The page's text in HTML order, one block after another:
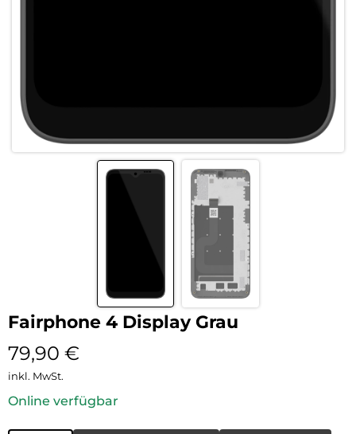
Fairphone 4 Display Grau
79,90 €
inkl. MwSt.
Online verfügbar